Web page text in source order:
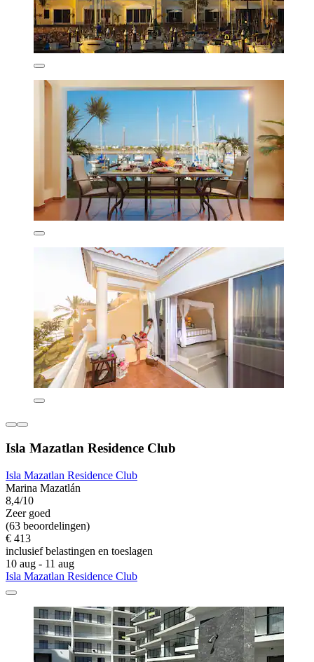
Isla Mazatlan Residence Club
Isla Mazatlan Residence Club
Marina Mazatlán
8,4/10
Zeer goed
(63 beoordelingen)
€ 413
inclusief belastingen en toeslagen
10 aug - 11 aug
Isla Mazatlan Residence Club